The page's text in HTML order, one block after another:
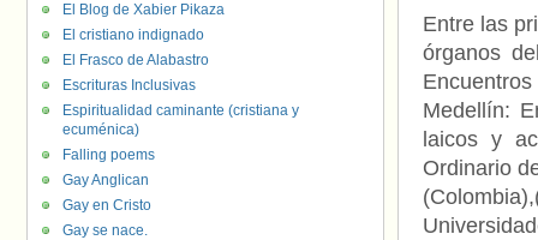
Entre las
órganos
Medellín:
laicos y
Ordinario
El Blog de Xabier Pikaza
El cristiano indignado
El Frasco de Alabastro
Escrituras Inclusivas
Espiritualidad caminante (cristiana y
ecuménica)
Falling poems
Gay Anglican
Gay en Cristo
Gay se nace.